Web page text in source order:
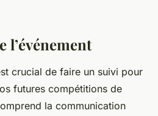
l’événement
crucial de faire un suivi pour
futures compétitions de
la communication